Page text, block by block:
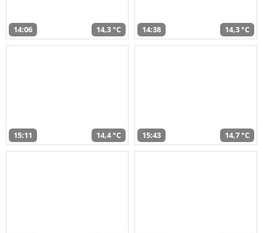
14:06 14,3 °C 14:38 14,3 °C
15:11 14,4 °C 15:43 14,7 °C